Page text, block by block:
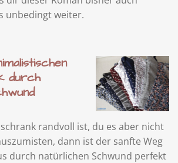
unbedingt weiter.
durch
randvoll ist, du es aber nicht
dann ist der sanfte Weg
durch natürlichen Schwund perfekt